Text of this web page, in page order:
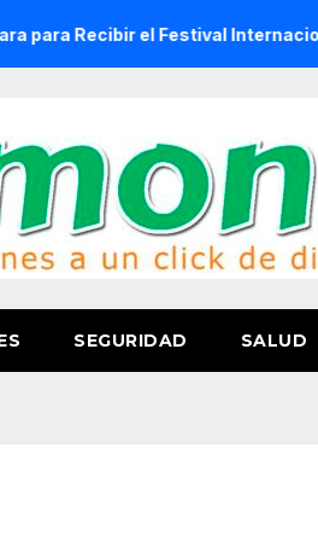
el Festival Internacional de
SEGURIDAD SALUD